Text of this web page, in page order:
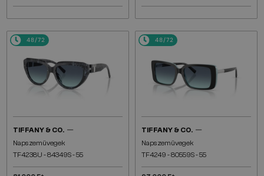
48/72
TIFFANY & CO. —
Napszemüvegek
TF4238U - 84349S - 55
48/72
TIFFANY & CO. —
Napszemüvegek
TF4249 - 80559S - 55